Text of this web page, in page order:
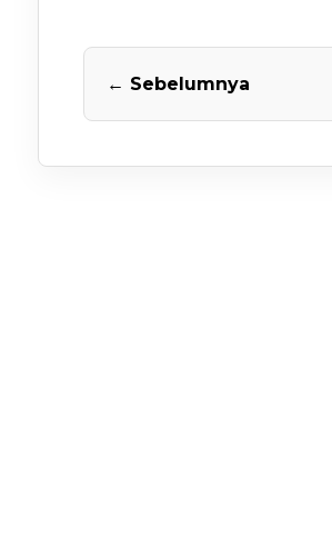
← Sebelumnya